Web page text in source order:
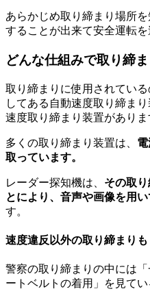
あらかじめ取り締まり場所
することが出来て安全運転を
どんな仕組みで取り締
取り締まりに使用されてい
してある自動速度取り締ま
速度取り締まり装置がありま
多くの取り締まり装置は、
取っています。
レーダー探知機は、 その取
とにより、音声や画像を用
す。
速度違反以外の取り締まりも
警察の取り締まりの中には
ートベルトの着用」を見てい